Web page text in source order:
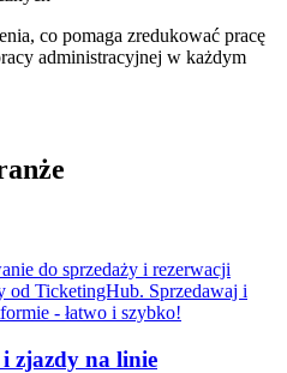
co pomaga zredukować pracę
administracyjnej w każdym
do sprzedaży i rezerwacji
od TicketingHub. Sprzedawaj i
- łatwo i szybko!
zjazdy na linie